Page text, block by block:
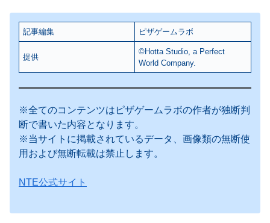
記事編集 ピザゲームラボ
提供
©Hotta Studio, a Perfect
World Company.
※全てのコンテンツはピザゲームラボの作者が独断判
断で書いた内容となります。
※当サイトに掲載されているデータ、画像類の無断使
用および無断転載は禁止します。
NTE公式サイト